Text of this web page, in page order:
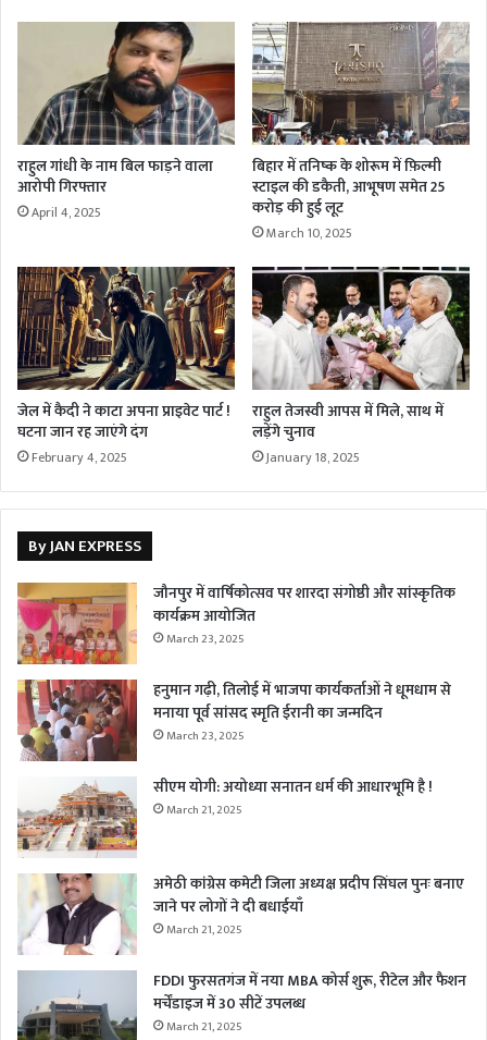
राहुल गांधी के नाम बिल फाड़ने वाला
आरोपी गिरफ्तार
April 4, 2025
बिहार में तनिष्क के शोरूम में फ़िल्मी
स्टाइल की डकैती, आभूषण समेत 25
करोड़ की हुई लूट
March 10, 2025
जेल में कैदी ने काटा अपना प्राइवेट पार्ट !
घटना जान रह जाएंगे दंग
February 4, 2025
राहुल तेजस्वी आपस में मिले, साथ में
लड़ेंगे चुनाव
January 18, 2025
By JAN EXPRESS
जौनपुर में वार्षिकोत्सव पर शारदा संगोष्ठी और सांस्कृतिक
कार्यक्रम आयोजित
March 23, 2025
हनुमान गढ़ी, तिलोई में भाजपा कार्यकर्ताओं ने धूमधाम से
मनाया पूर्व सांसद स्मृति ईरानी का जन्मदिन
March 23, 2025
सीएम योगी: अयोध्या सनातन धर्म की आधारभूमि है !
March 21, 2025
अमेठी कांग्रेस कमेटी जिला अध्यक्ष प्रदीप सिंघल पुनः बनाए
जाने पर लोगों ने दी बधाईयाँ
March 21, 2025
FDDI फुरसतगंज में नया MBA कोर्स शुरू, रीटेल और फैशन
मर्चेंडाइज में 30 सीटें उपलब्ध
March 21, 2025